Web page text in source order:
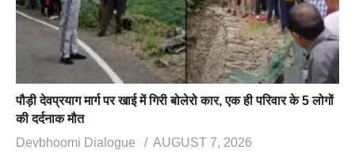
पौड़ी देवप्रयाग मार्ग पर खाई में गिरी बोलेरो कार, एक ही परिवार के 5 लोगों
की दर्दनाक मौत
Devbhoomi Dialogue
AUGUST 7, 2026